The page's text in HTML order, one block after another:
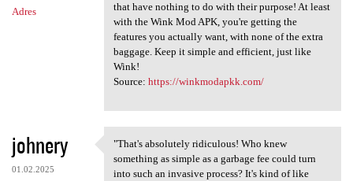
Adres
that have nothing to do with their purpose! At least
with the Wink Mod APK, you're getting the
features you actually want, with none of the extra
baggage. Keep it simple and efficient, just like
Wink!
Source: https://winkmodapkk.com/
johnery
01.02.2025
"That's absolutely ridiculous
"That's absolutely ridiculous! Who knew
something as simple as a garbage fee could turn
into such an invasive process? It's kind of like